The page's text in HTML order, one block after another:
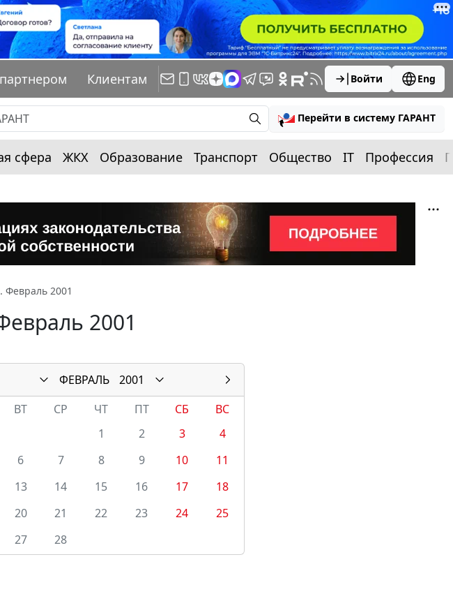
Клиентам Войти Eng
Перейти в систему ГАРАНТ
сфера ЖКХ Образование Транспорт Общество IT Профессия
Февраль 2001
2001
ФЕВРАЛЬ
2001
ВТ СР ЧТ ПТ СБ
ВС
1
2 3
4
6 7 8 9 10
11
13 14 15 16 17
18
20 21 22 23 24
25
27 28